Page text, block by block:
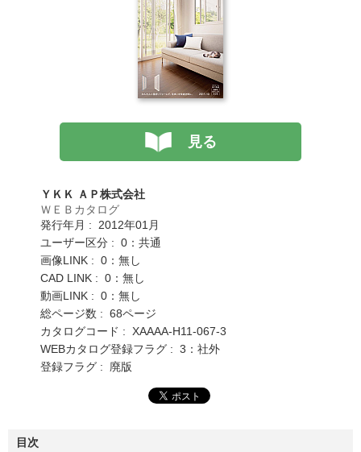
見る
ＹＫＫ ＡＰ株式会社
ＷＥＢカタログ
発行年月 : 2012年01月
ユーザー区分 : 0：共通
画像LINK : 0：無し
CAD LINK : 0：無し
動画LINK : 0：無し
総ページ数 : 68ページ
カタログコード : XAAAA-H11-067-3
WEBカタログ登録フラグ : 3：社外
登録フラグ : 廃版
目次